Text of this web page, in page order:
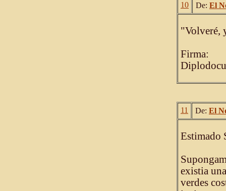
10 De: El
"Volveré,
Firma:
11 De: El
Estimado
existia
verdes